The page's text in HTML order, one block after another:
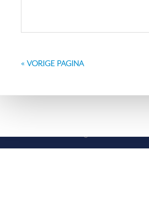
« VORIGE PAGINA
Hereplein 3